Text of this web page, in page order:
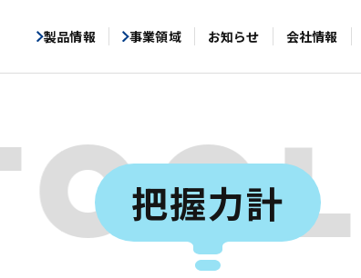
製品情報 事業領域 お知らせ 会社情報
把握力計